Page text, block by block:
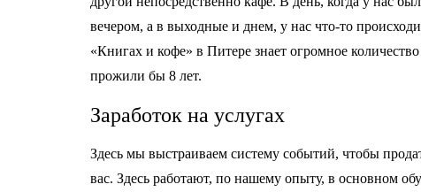
вечером, а в выходные и днем, у нас что-то
«Книгах и кофе» в Питере знает огромное
прожили бы 8 лет.
Заработок на услугах
Здесь мы выстраиваем систему событий, чтобы
вас. Здесь работают, по нашему опыту, в основном